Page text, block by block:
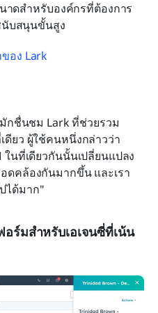
าดสำหรับองค์กรที่ต้องการ
บสนุนขั้นสูง
ของ Lark
กชื่นชม Lark ที่ช่วยรวม
ดียว ผู้ใช้คนหนึ่งกล่าวว่า
ในที่เดียวกันนั้นเปลี่ยนแปลง
ดคล้องกันมากขึ้น และเรา
ได้มาก"
ร์มสำหรับเอเจนซี่ที่เน้น